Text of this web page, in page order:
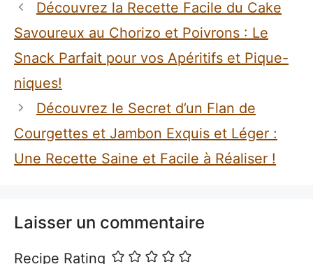
Découvrez la Recette Facile du Cake
Savoureux au Chorizo et Poivrons : Le
Snack Parfait pour vos Apéritifs et Pique-
niques!
Découvrez le Secret d’un Flan de
Courgettes et Jambon Exquis et Léger :
Une Recette Saine et Facile à Réaliser !
Laisser un commentaire
Recipe Rating